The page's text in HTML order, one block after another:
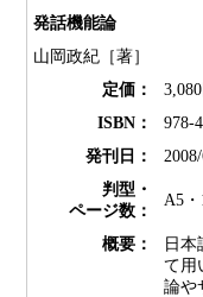
発話機能論
山岡政紀［著］
定価：
ISBN：
978-
発刊日：
判型・
ページ数：
A5・
概要：
日
て用
論や